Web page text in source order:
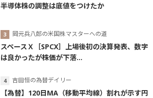
半導体株の調整は底値をつけたか
岡元兵八郎の米国株マスターへの道
スペースＸ［SPCX］上場後初の決算発表、数字
は良かったが株価が下落...
吉田恒の為替デイリー
【為替】120日MA（移動平均線）割れが示す円